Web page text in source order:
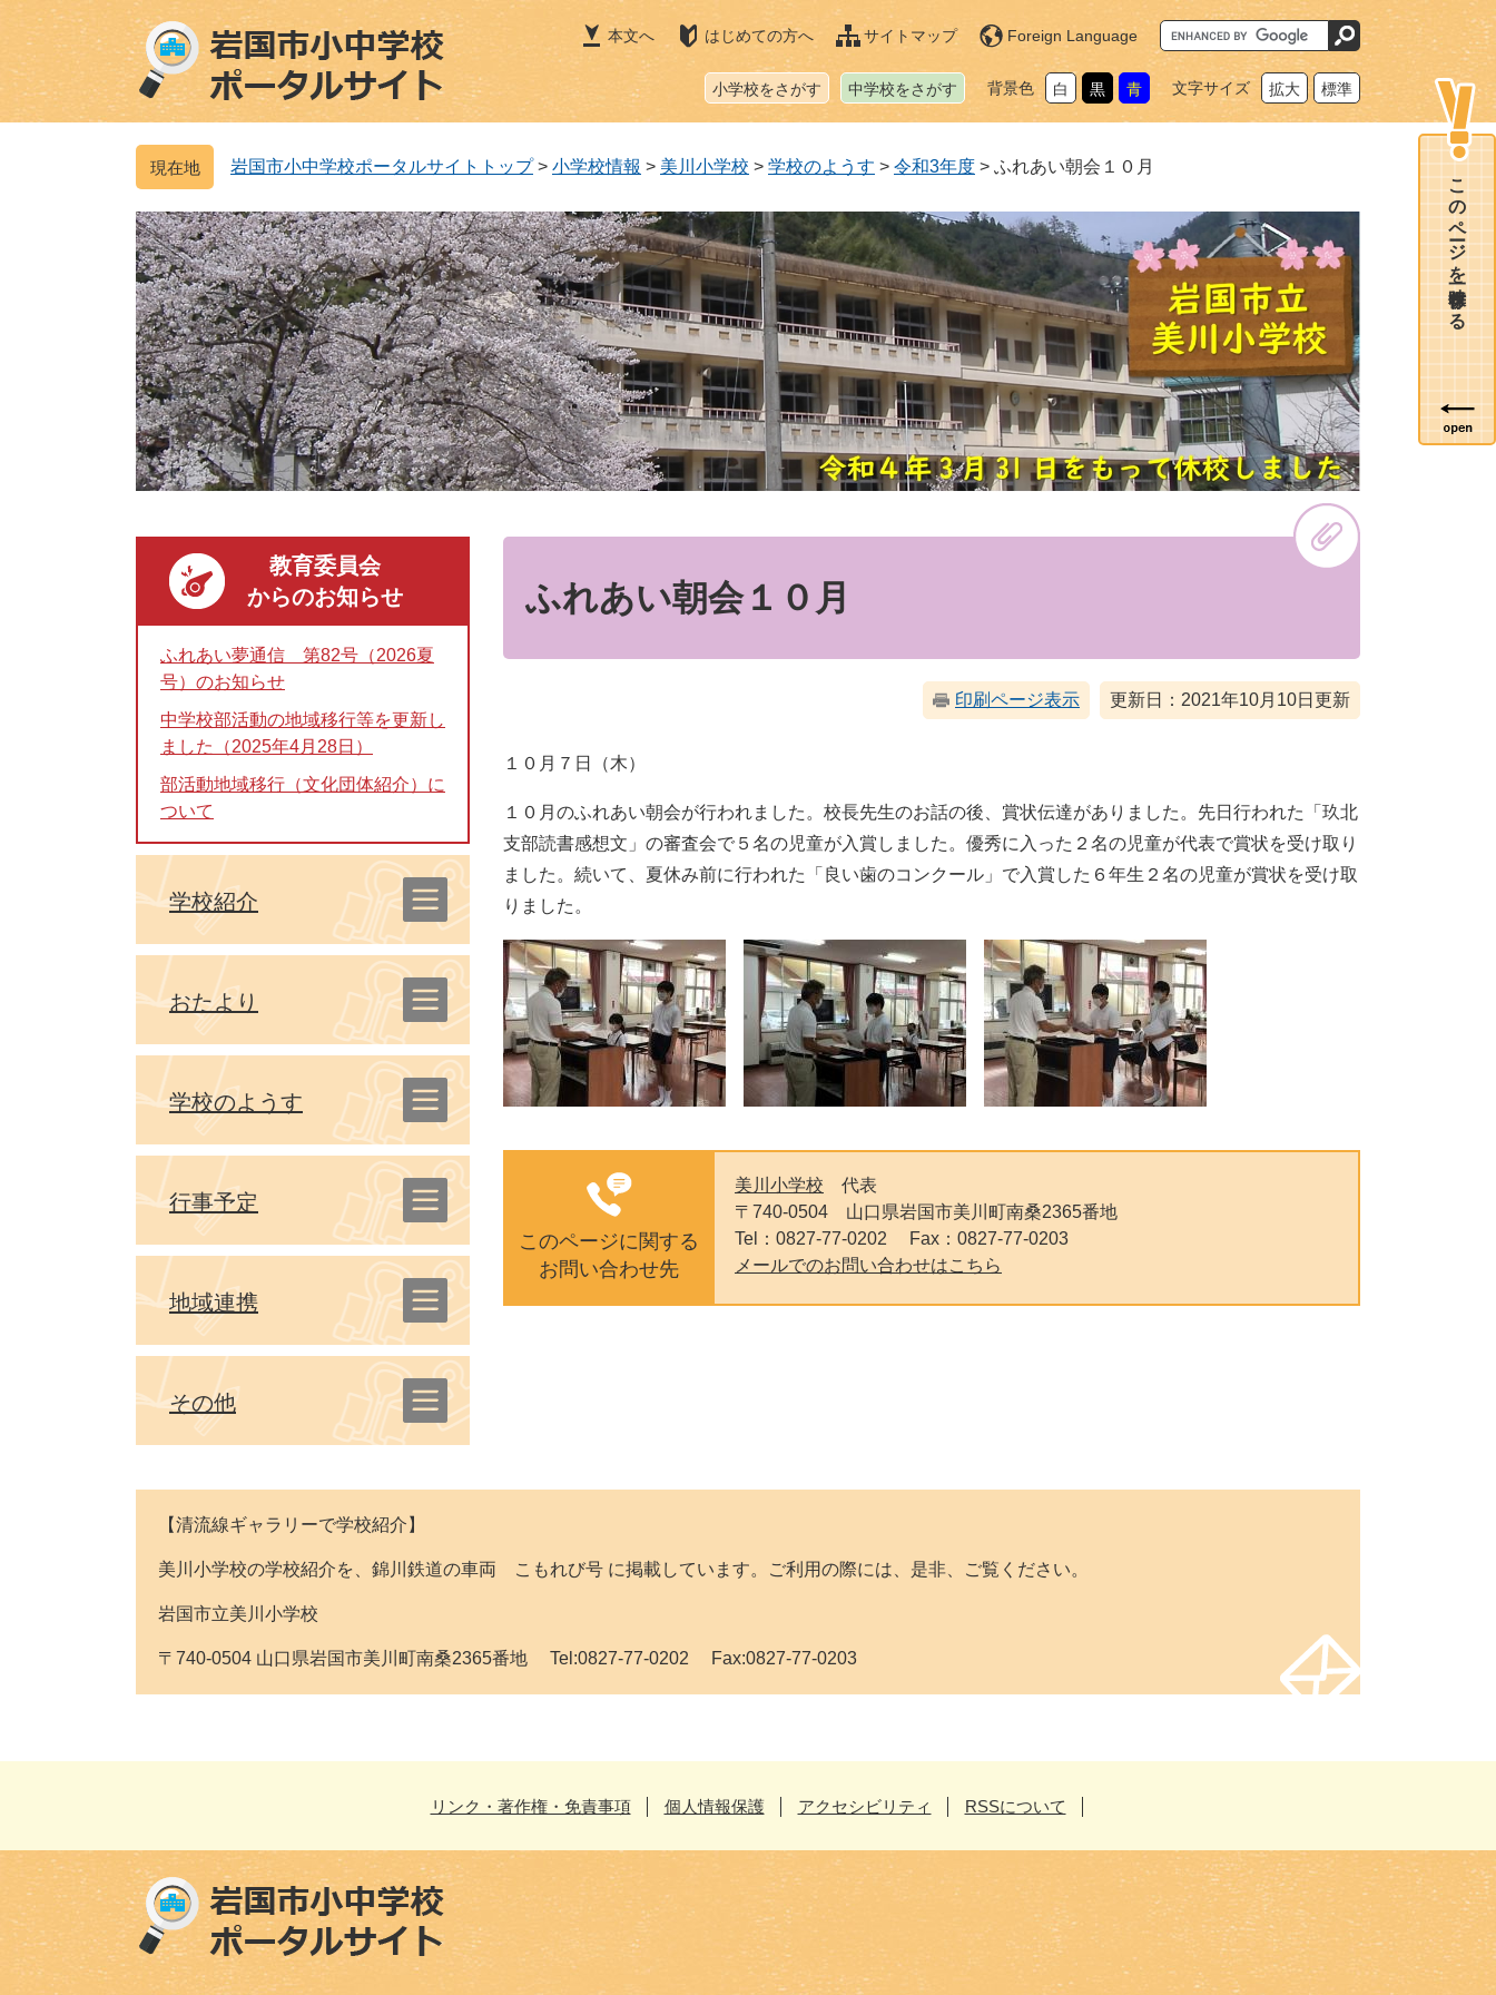
ジ
の
先
ュ
ー
を
本文へ はじめての方へ サイトマップ Foreign Language
G
o
o
カ
小学校をさがす 中学校をさがす 背景色 白 黒 青 文字サイズ 拡大 標準
岩国市小中学校ポータルサイトトップ > 小学校情報 > 美川小学校 > 学校のようす > 令和3年度 > ふれあい朝会１０月
ふれあい朝会１０月
印刷ページ表示 更新日：2021年10月10日更新
１０月７日（木）
１０月のふれあい朝会が行われました。校長先生のお話の後、賞状伝達がありました。先日行われた「玖北
支部読書感想文」の審査会で５名の児童が入賞しました。優秀に入った２名の児童が代表で賞状を受け取り
ました。続いて、夏休み前に行われた「良い歯のコンクール」で入賞した６年生２名の児童が賞状を受け取
りました。
このページに関する
お問い合わせ先
美川小学校
代表
〒740-0504
山口県岩国市美川町南桑2365番地
Tel：0827-77-0202
Fax：0827-77-0203
メールでのお問い合わせはこちら
教育委員会
からのお知らせ
ふれあい夢通信 第82号（2026夏
号）のお知らせ
中学校部活動の地域移行等を更新し
ました（2025年4月28日）
部活動地域移行（文化団体紹介）に
ついて
学校紹介
おたより
学校のようす
行事予定
地域連携
その他
【清流線ギャラリーで学校紹介】
美川小学校の学校紹介を、錦川鉄道の車両 こもれび号 に掲載しています。ご利用の際には、是非、ご覧ください。
岩国市立美川小学校
〒740-0504 山口県岩国市美川町南桑2365番地 Tel:0827-77-0202 Fax:0827-77-0203
リンク・著作権・免責事項 個人情報保護 アクセシビリティ RSSについて
このページを一時保存する